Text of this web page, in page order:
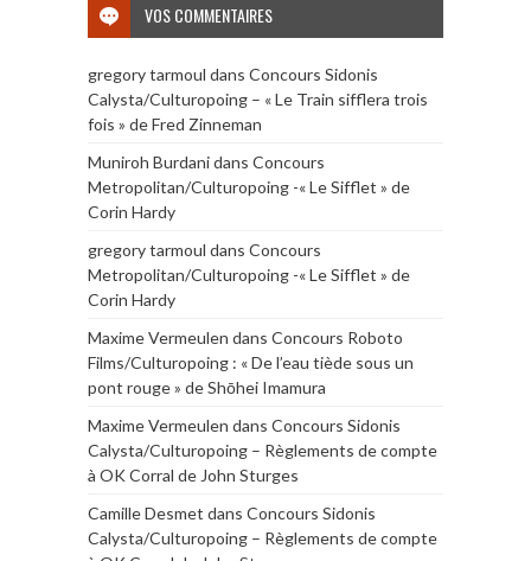
VOS COMMENTAIRES
gregory tarmoul dans Concours Sidonis
Calysta/Culturopoing – « Le Train sifflera trois
fois » de Fred Zinneman
Muniroh Burdanidans Concours
Metropolitan/Culturopoing -« Le Sifflet » de
Corin Hardy
gregory tarmoul dans Concours
Metropolitan/Culturopoing -« Le Sifflet » de
Corin Hardy
Maxime Vermeulen dans Concours Roboto
Films/Culturopoing : « De l’eau tiède sous un
pont rouge » de Shōhei Imamura
Maxime Vermeulen dans Concours Sidonis
Calysta/Culturopoing – Règlements de compte
à OK Corral de John Sturges
Camille Desmet dans Concours Sidonis
Calysta/Culturopoing – Règlements de compte